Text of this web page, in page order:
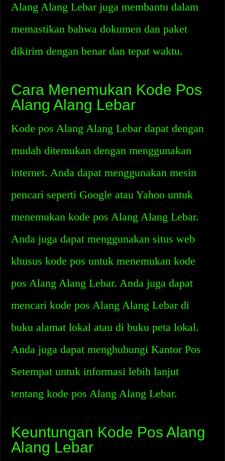
Alang Alang Lebar juga membantu dalam
memastikan bahwa dokumen dan paket
dikirim dengan benar dan tepat waktu.
Cara Menemukan Kode Pos
Alang Alang Lebar
Kode pos Alang Alang Lebar dapat dengan
mudah ditemukan dengan menggunakan
internet. Anda dapat menggunakan mesin
pencari seperti Google atau Yahoo untuk
menemukan kode pos Alang Alang Lebar.
Anda juga dapat menggunakan situs web
khusus kode pos untuk menemukan kode
pos Alang Alang Lebar. Anda juga dapat
mencari kode pos Alang Alang Lebar di
buku alamat lokal atau di buku peta lokal.
Anda juga dapat menghubungi Kantor Pos
Setempat untuk informasi lebih lanjut
tentang kode pos Alang Alang Lebar.
Keuntungan Kode Pos Alang
Alang Lebar